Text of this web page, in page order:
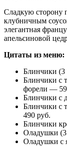
Сладкую сторону
клубничным
элегантная
апельсиновой
Цитаты из меню:
Блинчики
Блинчики с
форели —
Блинчики с
Блинчики с
490 руб.
Блинчики
Оладушки
Оладушки с